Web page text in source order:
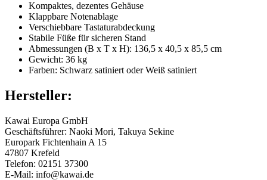
Kompaktes, dezentes Gehäuse
Klappbare Notenablage
Verschiebbare Tastaturabdeckung
Stabile Füße für sicheren Stand
Abmessungen (B x T x H): 136,5 x 40,5 x 85,5 cm
Gewicht: 36 kg
Farben: Schwarz satiniert oder Weiß satiniert
Hersteller:
Kawai Europa GmbH
Geschäftsführer: Naoki Mori, Takuya Sekine
Europark Fichtenhain A 15
47807 Krefeld
Telefon: 02151 37300
E-Mail: info@kawai.de